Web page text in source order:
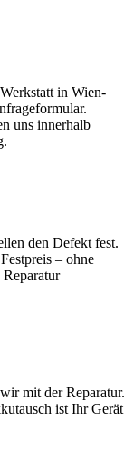
in Wien-
uns innerhalb
den Defekt fest.
– ohne
mit der Reparatur.
ist Ihr Gerät